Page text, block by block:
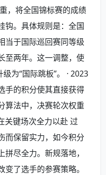
，将全国锦标赛的成绩
钩。具体规则是：全国
当于国际巡回赛同等级
至两年。这一调整，使
为“国际跳板”。 · 2023
手的积分使其直接获得
算法中，决赛轮次权重
关键场次全力以赴 过
而保留实力，如今积分
尽全力。新规落地，
了选手的参赛策略。